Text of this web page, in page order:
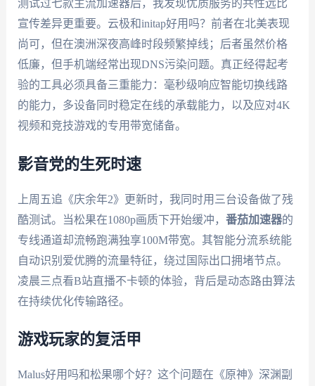
测试过七款主流加速器后，我发现优质服务的共性远比
宣传差异更重要。云极和initap好用吗？前者在北美表现
尚可，但在澳洲深夜高峰时段频繁掉线；后者虽然价格
低廉，但手机端经常出现DNS污染问题。真正经得起考
验的工具必须具备三重能力：毫秒级响应智能切换线路
的能力，多设备同时稳定在线的承载能力，以及应对4K
视频和竞技游戏的专用带宽储备。
影音党的生死时速
上周五追《庆余年2》更新时，我同时用三台设备做了残
酷测试。当松果在1080p画质下开始缓冲， 番茄加速器的
专线通道却流畅跑满独享100M带宽。其智能分流系统能
自动识别爱优腾的流量特征，绕过国际出口拥堵节点。
凌晨三点看B站直播不卡顿的体验，背后是动态路由算法
在持续优化传输路径。
游戏玩家的复活甲
Malus好用吗和松果哪个好？这个问题在《原神》深渊副